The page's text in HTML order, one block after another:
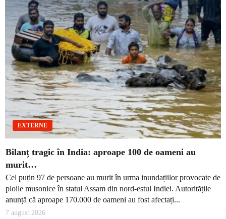
EXTERNE
Bilanț tragic în India: aproape 100 de oameni au
murit…
Cel puțin 97 de persoane au murit în urma inundațiilor provocate de
ploile musonice în statul Assam din nord-estul Indiei. Autoritățile
anunță că aproape 170.000 de oameni au fost afectați...
7 august 2026